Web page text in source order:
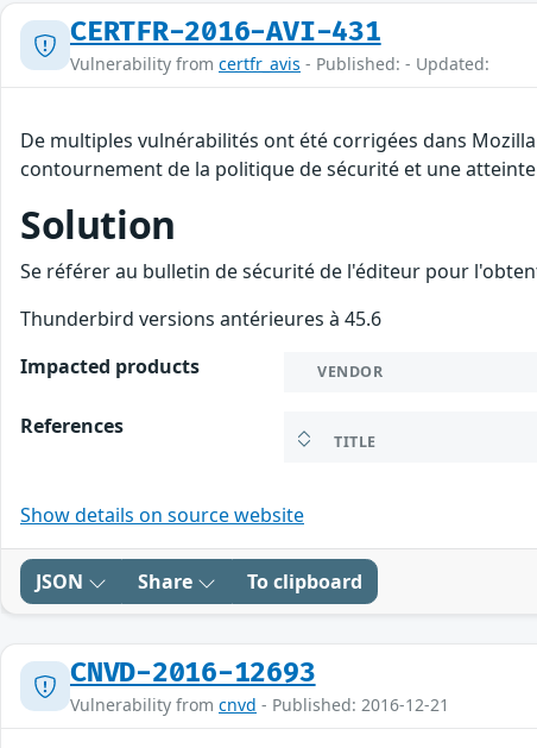
CERTFR-2016-AVI-431
Vulnerability from certfr_avis - Published: - Updated:
De multiples vulnérabilités ont été corrigées dans
contournement de la politique de sécurité et une
Solution
Se référer au bulletin de sécurité de l'éditeur pour
Thunderbird versions antérieures à 45.6
Impacted products
VENDOR
References
TITLE
Show details on source website
JSON Share To clipboard
CNVD-2016-12693
Vulnerability from cnvd - Published: 2016-12-21